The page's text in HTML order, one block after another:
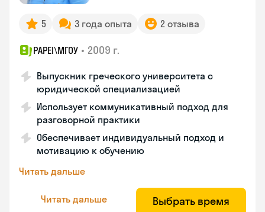
5 3 года опыта 2 отзыва
PAPEI\MГОУ • 2009 г.
Выпускник греческого университета с
юридической специализацией
Использует коммуникативный подход для
разговорной практики
Обеспечивает индивидуальный подход и
мотивацию к обучению
Читать дальше
Читать дальше Выбрать время